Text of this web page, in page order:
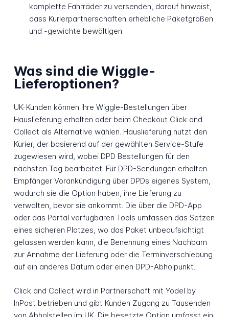
komplette Fahrräder zu versenden, darauf hinweist,
dass Kurierpartnerschaften erhebliche Paketgrößen
und -gewichte bewältigen
Was sind die Wiggle-
Lieferoptionen?
UK-Kunden können ihre Wiggle-Bestellungen über
Hauslieferung erhalten oder beim Checkout Click and
Collect als Alternative wählen. Hauslieferung nutzt den
Kurier, der basierend auf der gewählten Service-Stufe
zugewiesen wird, wobei DPD Bestellungen für den
nächsten Tag bearbeitet. Für DPD-Sendungen erhalten
Empfänger Vorankündigung über DPDs eigenes System,
wodurch sie die Option haben, ihre Lieferung zu
verwalten, bevor sie ankommt. Die über die DPD-App
oder das Portal verfügbaren Tools umfassen das Setzen
eines sicheren Platzes, wo das Paket unbeaufsichtigt
gelassen werden kann, die Benennung eines Nachbarn
zur Annahme der Lieferung oder die Terminverschiebung
auf ein anderes Datum oder einen DPD-Abholpunkt.
Click and Collect wird in Partnerschaft mit Yodel by
InPost betrieben und gibt Kunden Zugang zu Tausenden